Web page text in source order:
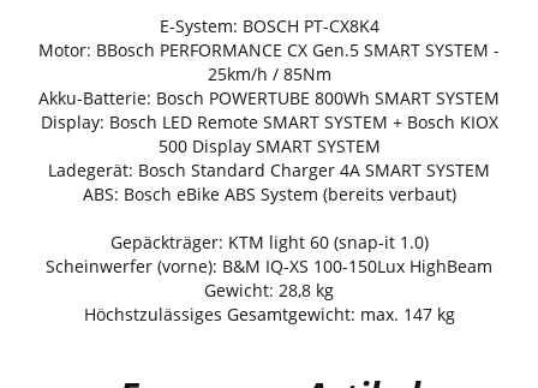
E-System: BOSCH PT-CX8K4
Motor: BBosch PERFORMANCE CX Gen.5 SMART SYSTEM -
25km/h / 85Nm
Akku-Batterie: Bosch POWERTUBE 800Wh SMART SYSTEM
Display: Bosch LED Remote SMART SYSTEM + Bosch KIOX
500 Display SMART SYSTEM
Ladegerät: Bosch Standard Charger 4A SMART SYSTEM
ABS: Bosch eBike ABS System (bereits verbaut)
Gepäckträger: KTM light 60 (snap-it 1.0)
Scheinwerfer (vorne): B&M IQ-XS 100-150Lux HighBeam
Gewicht: 28,8 kg
Höchstzulässiges Gesamtgewicht: max. 147 kg